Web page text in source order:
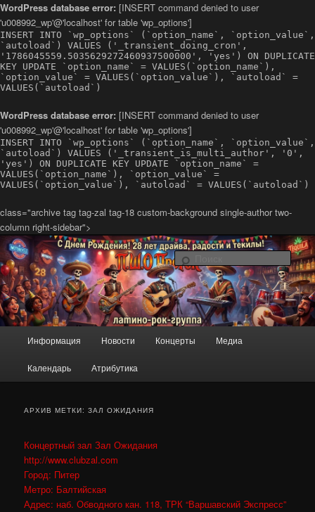
WordPress database error: [INSERT command denied to user
'u008992_wp'@'localhost' for table 'wp_options']
INSERT INTO `wp_options` (`option_name`, `option_value`,
`autoload`) VALUES ('_transient_doing_cron',
'1786045559.5035629272460937500000', 'yes') ON DUPLICATE
KEY UPDATE `option_name` = VALUES(`option_name`),
`option_value` = VALUES(`option_value`), `autoload` =
VALUES(`autoload`)
WordPress database error: [INSERT command denied to user
'u008992_wp'@'localhost' for table 'wp_options']
INSERT INTO `wp_options` (`option_name`, `option_value`,
`autoload`) VALUES ('_transient_is_multi_author', '0',
'yes') ON DUPLICATE KEY UPDATE `option_name` =
VALUES(`option_name`), `option_value` =
VALUES(`option_value`), `autoload` = VALUES(`autoload`)
class="archive tag tag-zal tag-18 custom-background single-author two-
column right-sidebar">
Официальный сайт группы ПШО
ПроРок
Латино-рок-регги группа из Санкт-Петербурга Повстанческо-
Шаманский Оркестр ПроРок
Перейти
к
Перейти
к
Информация Новости Концерты Медиа
Календарь Атрибутика
АРХИВ МЕТКИ:ЗАЛ ОЖИДАНИЯ
Концертный зал Зал Ожидания
http://www.clubzal.com
Город: Питер
Метро: Балтийская
Адрес: наб. Обводного кан. 118, ТРК “Варшавский Экспресс”